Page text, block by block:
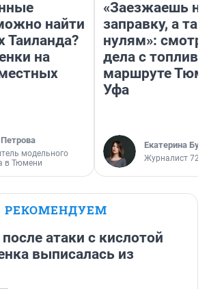
найти
Таиланда?
на
модельного
в Тюмени
«Заезжаешь на
заправку, а
нулям»:
дела с
маршруте
Уфа
Екатерина
Журналист
РЕКОМЕНДУЕМ
атаки с кислотой
выписалась из